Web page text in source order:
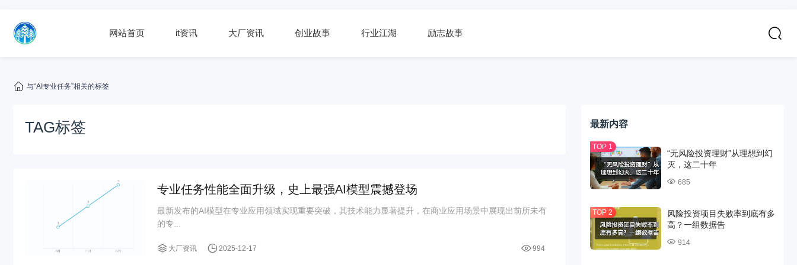
网站首页 it资讯 大厂资讯 创业故事 行业江湖 励志故事
与“AI专业任务”相关的标签
TAG标签
专业任务性能全面升级，史上最强AI模型震撼登场
最新发布的AI模型在专业应用领域实现重要突破，其技术能力显著提升，在商业应用场景中展现出前所未有
的专...
大厂资讯 2025-12-17 994
最新内容
“无风险投资理财”从理想到幻
灭，这二十年
685
风险投资项目失败率到底有多
高？一组数据告
914